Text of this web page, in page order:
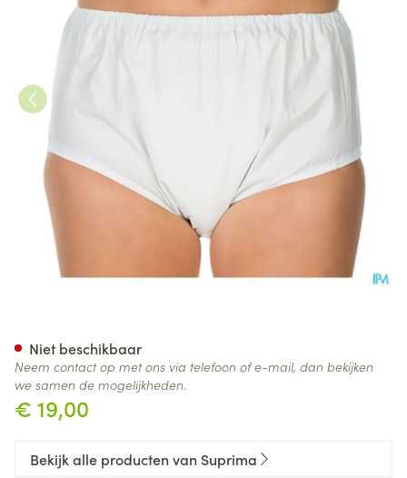
€ 19,00
Niet beschikbaar
Neem contact op met ons via telefoon of e-mail, dan bekijken
we samen de mogelijkheden.
Bekijk alle producten van Suprima